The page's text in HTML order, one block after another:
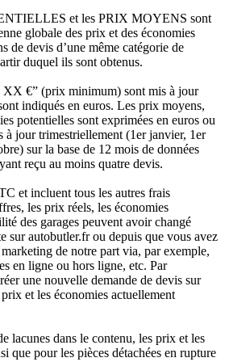
et les PRIX MOYENS sont
globale des prix et des économies
de devis d’une même catégorie de
duquel ils sont obtenus.
€” (prix minimum) sont mis à jour
indiqués en euros. Les prix moyens,
potentielles sont exprimées en euros ou
à jour trimestriellement (1er janvier, 1er
sur la base de 12 mois de données
reçu au moins quatre devis.
et incluent tous les autres frais
les prix réels, les économies
des garages peuvent avoir changé
sur autobutler.fr ou depuis que vous avez
de notre part via, par exemple,
en ligne ou hors ligne, etc. Par
une nouvelle demande de devis sur
et les économies actuellement
lacunes dans le contenu, les prix et les
que pour les pièces détachées en rupture